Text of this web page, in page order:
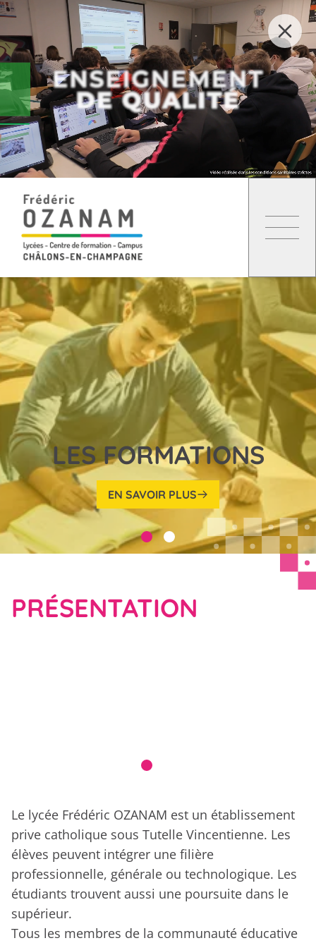
Lycée polyvalent Frédéric OZANAM
LES FORMATIONS
EN SAVOIR PLUS
PRÉSENTATION
Le lycée Frédéric OZANAM est un établissement
prive catholique sous Tutelle Vincentienne. Les
élèves peuvent intégrer une filière
professionnelle, générale ou technologique. Les
étudiants trouvent aussi une poursuite dans le
supérieur.
Tous les membres de la communauté éducative